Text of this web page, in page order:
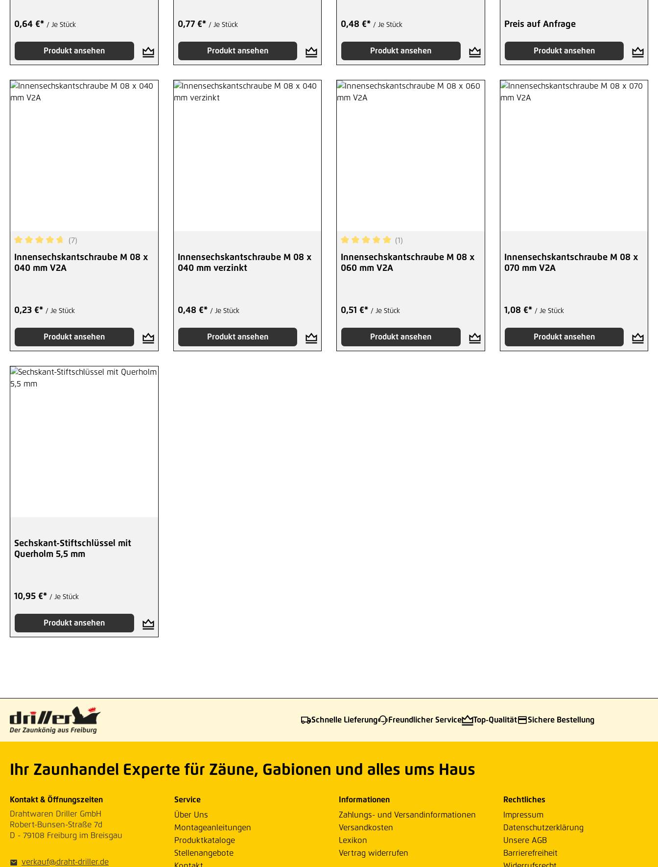
0,64 €* / Je Stück
Produkt ansehen
0,77 €* / Je Stück
Produkt ansehen
0,48 €* / Je Stück
Produkt ansehen
Preis auf Anfrage
Produkt ansehen
Durchschnittliche Bewertung von 4.86 von 5 Sternen
(7)
Innensechskantschraube M 08 x
040 mm V2A
0,23 €* / Je Stück
Produkt ansehen
Innensechskantschraube M 08 x
040 mm verzinkt
0,48 €* / Je Stück
Produkt ansehen
Durchschnittliche Bewertung von 5 von 5 Sternen
(1)
Innensechskantschraube M 08 x
060 mm V2A
0,51 €* / Je Stück
Produkt ansehen
Innensechskantschraube M 08 x
070 mm V2A
1,08 €* / Je Stück
Produkt ansehen
Sechskant-Stiftschlüssel mit
Querholm 5,5 mm
10,95 €* / Je Stück
Produkt ansehen
Schnelle Lieferung Freundlicher Service Top-Qualität Sichere Bestellung
Ihr Zaunhandel Experte für Zäune, Gabionen und alles ums Haus
Kontakt & Öffnungszeiten
Drahtwaren Driller GmbH
Robert-Bunsen-Straße 7d
D - 79108 Freiburg im Breisgau
verkauf@draht-driller.de
Service
Über Uns
Montageanleitungen
Produktkataloge
Stellenangebote
Informationen
Zahlungs- und Versandinformationen
Versandkosten
Lexikon
Vertrag widerrufen
Rechtliches
Impressum
Datenschutzerklärung
Unsere AGB
Barrierefreiheit